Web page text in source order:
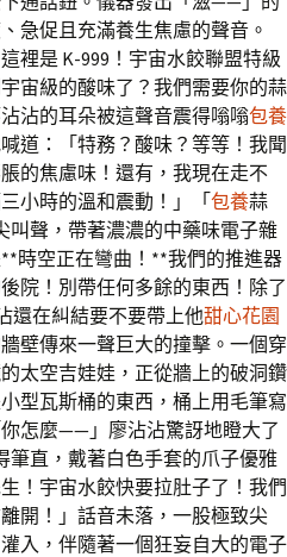
急促且充滿養生焦慮的聲音。
裡是 K-999！宇宙水餃聯盟特級
宙級的酸味了？我們需要你的蒜
沾的耳朵被這聲音震得嗡嗡包養
道：「特務？酸味？等等！我聞
的焦慮味！還有，我現在走不
小時的溫和震動！」「包養蒜
叫聲，帶著濃濃的中藥味電子雜
時空正在彎曲！**我們的推進器
院！別帶任何多餘的東西！除了
還在糾結要不要帶上他甜心花園
壁傳來一聲巨大的撞擊。一個穿
太空吉娃娃，正從牆上的破洞鑽
型瓦斯桶的東西，桶上用毛筆寫
怎麼——」廖沾沾驚訝地瞪大了
筆直，戴著白色手套的爪子優雅
！宇宙水餃快要拉肚子了！我們
開！」話音未落，一股極致尖
入，伴隨著一個狂妄自大的電子